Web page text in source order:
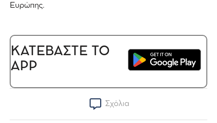
Ευρώπης.
ΚΑΤΕΒΑΣΤΕ ΤΟ
APP
Σχόλια